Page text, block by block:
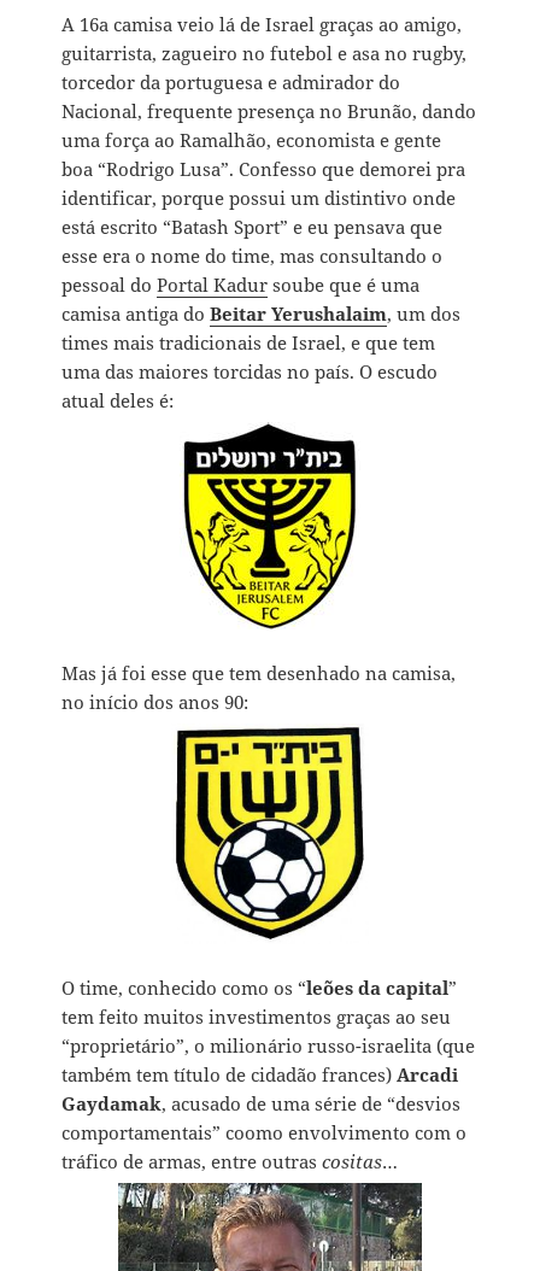
A 16a camisa veio lá de Israel graças ao amigo,
guitarrista, zagueiro no futebol e asa no rugby,
torcedor da portuguesa e admirador do
Nacional, frequente presença no Brunão, dando
uma força ao Ramalhão, economista e gente
boa “Rodrigo Lusa”. Confesso que demorei pra
identificar, porque possui um distintivo onde
está escrito “Batash Sport” e eu pensava que
esse era o nome do time, mas consultando o
pessoal doPortal Kadur soube que é uma
camisa antiga doBeitar Yerushalaim, um dos
times mais tradicionais de Israel, e que tem
uma das maiores torcidas no país. O escudo
atual deles é:
Mas já foi esse que tem desenhado na camisa,
no início dos anos 90:
O time, conhecido como os “leões da capital”
tem feito muitos investimentos graças ao seu
“proprietário”, o milionário russo-israelita (que
também tem título de cidadão frances)Arcadi
Gaydamak, acusado de uma série de “desvios
comportamentais” coomo envolvimento com o
tráfico de armas, entre outrascositas…